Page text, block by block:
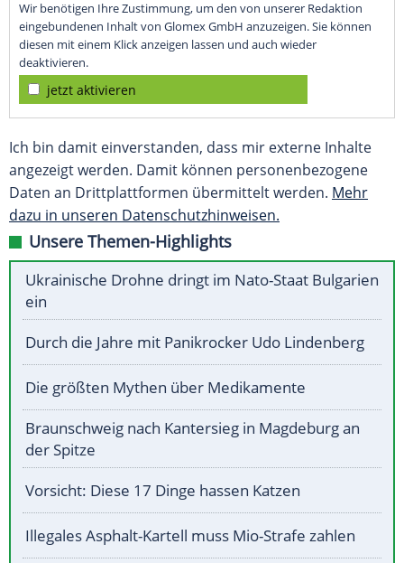
Wir benötigen Ihre Zustimmung, um den von unserer Redaktion
eingebundenen Inhalt von Glomex GmbH anzuzeigen. Sie können
diesen mit einem Klick anzeigen lassen und auch wieder
deaktivieren.
jetzt aktivieren
Ich bin damit einverstanden, dass mir externe Inhalte
angezeigt werden. Damit können personenbezogene
Daten an Drittplattformen übermittelt werden. Mehr
dazu in unseren Datenschutzhinweisen.
Unsere Themen-Highlights
Ukrainische Drohne dringt im Nato-Staat Bulgarien
ein
Durch die Jahre mit Panikrocker Udo Lindenberg
Die größten Mythen über Medikamente
Braunschweig nach Kantersieg in Magdeburg an
der Spitze
Vorsicht: Diese 17 Dinge hassen Katzen
Illegales Asphalt-Kartell muss Mio-Strafe zahlen